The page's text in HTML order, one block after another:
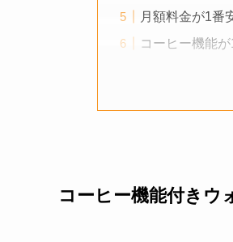
月額料金が1番
コーヒー機能
コーヒー機能付きウ